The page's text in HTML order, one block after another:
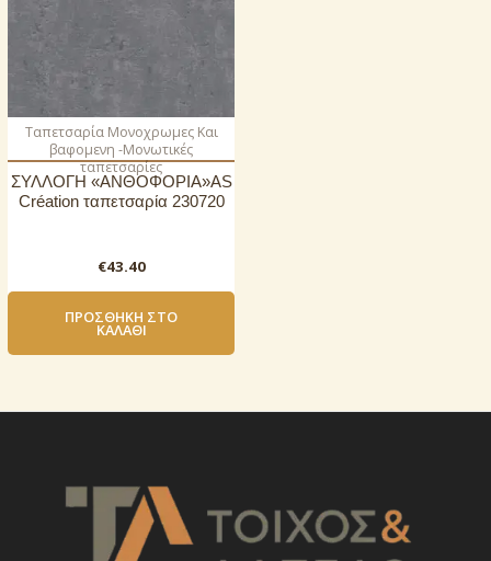
Ταπετσαρία Μονοχρωμες Και
βαφομενη -Μονωτικές
ταπετσαρίες
ΣΥΛΛΟΓΗ «ΑΝΘΟΦΟΡΙΑ»AS
Création ταπετσαρία 230720
€43.40
ΠΡΟΣΘΉΚΗ ΣΤΟ
ΚΑΛΆΘΙ